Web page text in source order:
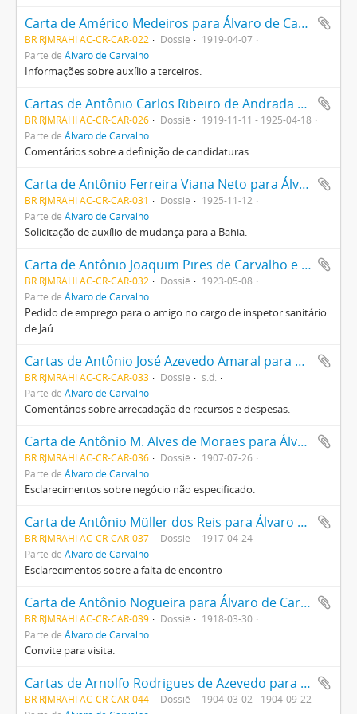
Carta de Américo Medeiros para Álvaro de Carvalho
BR RJMRAHI AC-CR-CAR-022 Dossiê
1919-04-07
Parte de Álvaro de Carvalho
Informações sobre auxílio a terceiros.
Cartas de Antônio Carlos Ribeiro de Andrada para Álvaro de Carvalho
BR RJMRAHI AC-CR-CAR-026 Dossiê
1919-11-11 - 1925-04-18
Parte de Álvaro de Carvalho
Comentários sobre a definição de candidaturas.
Carta de Antônio Ferreira Viana Neto para Álvaro de Carvalho
BR RJMRAHI AC-CR-CAR-031 Dossiê
1925-11-12
Parte de Álvaro de Carvalho
Solicitação de auxílio de mudança para a Bahia.
Carta de Antônio Joaquim Pires de Carvalho e Albuquerque para Álvaro de Carvalho
BR RJMRAHI AC-CR-CAR-032 Dossiê
1923-05-08
Parte de Álvaro de Carvalho
Pedido de emprego para o amigo no cargo de inspetor sanitário
de Jaú.
Cartas de Antônio José Azevedo Amaral para Álvaro de Carvalho
BR RJMRAHI AC-CR-CAR-033 Dossiê
s.d.
Parte de Álvaro de Carvalho
Comentários sobre arrecadação de recursos e despesas.
Carta de Antônio M. Alves de Moraes para Álvaro de Carvalho
BR RJMRAHI AC-CR-CAR-036 Dossiê
1907-07-26
Parte de Álvaro de Carvalho
Esclarecimentos sobre negócio não especificado.
Carta de Antônio Müller dos Reis para Álvaro de Carvalho
BR RJMRAHI AC-CR-CAR-037 Dossiê
1917-04-24
Parte de Álvaro de Carvalho
Esclarecimentos sobre a falta de encontro
Carta de Antônio Nogueira para Álvaro de Carvalho
BR RJMRAHI AC-CR-CAR-039 Dossiê
1918-03-30
Parte de Álvaro de Carvalho
Convite para visita.
Cartas de Arnolfo Rodrigues de Azevedo para Álvaro de Carvalho
BR RJMRAHI AC-CR-CAR-044 Dossiê
1904-03-02 - 1904-09-22